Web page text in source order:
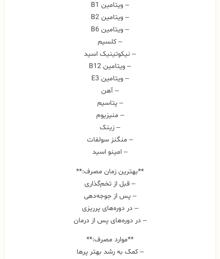
– ویتامین B1
– ویتامین B2
– ویتامین B6
– کلسیم
– نیکوتینیک اسید
– ویتامین B12
– ویتامین E3
– آهن
– پتاسیم
– منیزیوم
– زینک
– منگنز سولفات
– امینو اسید
**بهترین زمان مصرف:**
– قبل از تخم‌گذاری
– پس از جوجه‌دهی
– در دوره‌های پرریزی
– در دوره‌های پس از درمان
**موارد مصرف:**
– کمک به رشد بهتر پرها